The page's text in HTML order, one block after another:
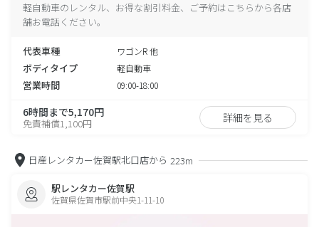
軽自動車のレンタル、お得な割引料金、ご予約はこちらから各店
舗お電話ください。
代表車種 ワゴンR 他
ボディタイプ 軽自動車
営業時間 09:00-18:00
6時間まで5,170円
免責補償1,100円 詳細を見る
日産レンタカー佐賀駅北口店から 223m
駅レンタカー佐賀駅
佐賀県佐賀市駅前中央1-11-10